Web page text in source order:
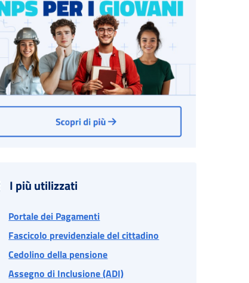
I più utilizzati
Portale dei Pagamenti
Fascicolo previdenziale del cittadino
Cedolino della pensione
Assegno di Inclusione (ADI)